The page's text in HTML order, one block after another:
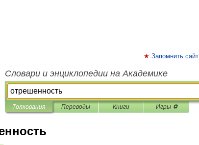
Запомнить сайт
Словари и энциклопедии на Академике
Толкования Переводы Книги Игры ⚽